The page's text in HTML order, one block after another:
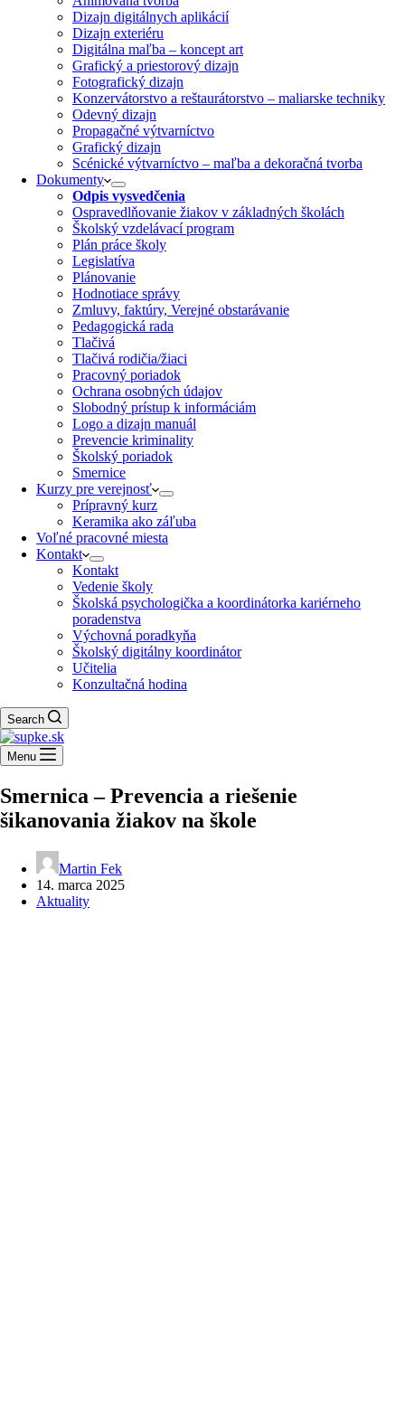
Dizajn digitálnych aplikácií
Dizajn exteriéru
Digitálna maľba – koncept art
Grafický a priestorový dizajn
Fotografický dizajn
Konzervátorstvo a reštaurátorstvo – maliarske techniky
Odevný dizajn
Propagačné výtvarníctvo
Grafický dizajn
Scénické výtvarníctvo – maľba a dekoračná tvorba
Dokumenty
Odpis vysvedčenia
Ospravedlňovanie žiakov v základných školách
Školský vzdelávací program
Plán práce školy
Legislatíva
Plánovanie
Hodnotiace správy
Zmluvy, faktúry, Verejné obstarávanie
Pedagogická rada
Tlačivá
Tlačivá rodičia/žiaci
Pracovný poriadok
Ochrana osobných údajov
Slobodný prístup k informáciám
Logo a dizajn manuál
Prevencie kriminality
Školský poriadok
Smernice
Kurzy pre verejnosť
Prípravný kurz
Keramika ako záľuba
Voľné pracovné miesta
Kontakt
Kontakt
Vedenie školy
Školská psychologička a koordinátorka kariérneho
poradenstva
Výchovná poradkyňa
Školský digitálny koordinátor
Učitelia
Konzultačná hodina
Search
Menu
Smernica – Prevencia a riešenie
šikanovania žiakov na škole
Martin Fek
14. marca 2025
Aktuality